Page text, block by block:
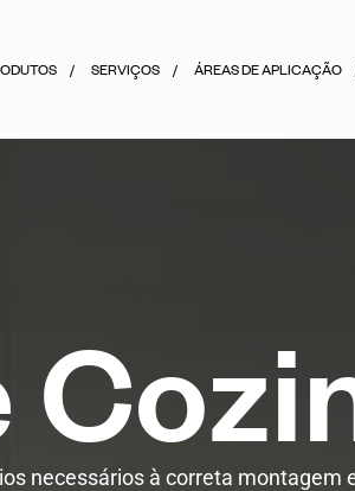
SERVIÇOS ÁREAS DE APLICAÇÃO
Cozi
necessários à correta montagem